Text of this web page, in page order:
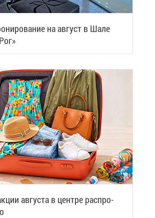
на ав­густ в Ша­ле
ав­гу­ста в цен­тре рас­про­